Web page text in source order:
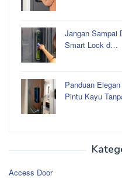
Jangan Sampai
Smart Lock d…
Panduan
Pintu Kayu
Access Door